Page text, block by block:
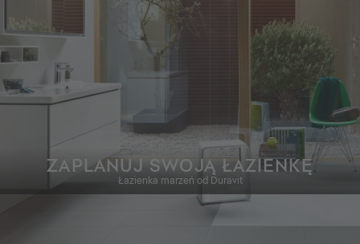
ZAPLANUJ SWOJĄ ŁAZIENKĘ
Łazienka marzeń od Duravit